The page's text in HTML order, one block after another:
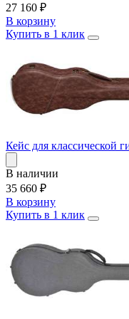
27 160 ₽
В корзину
Купить в 1 клик
Кейс для классической
В наличии
35 660 ₽
В корзину
Купить в 1 клик